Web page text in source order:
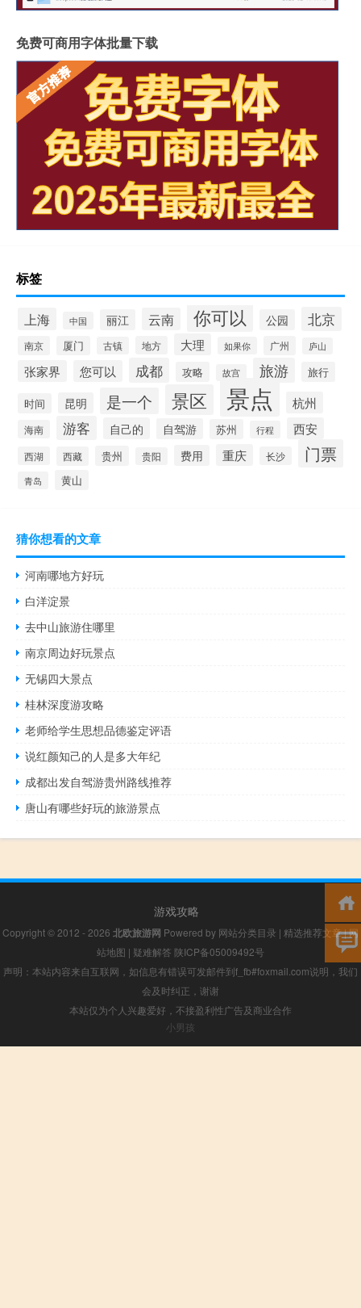
免费可商用字体批量下载
标签
上海 中国 丽江 云南 你可以 公园 北京
南京 厦门 古镇 地方 大理 如果你 广州 庐山
张家界 您可以 成都 攻略 故宫 旅游 旅行
时间 昆明 是一个 景区 景点 杭州
海南 游客 自己的 自驾游 苏州 行程 西安
西湖 西藏 贵州 贵阳 费用 重庆 长沙 门票
青岛 黄山
猜你想看的文章
河南哪地方好玩
白洋淀景
去中山旅游住哪里
南京周边好玩景点
无锡四大景点
桂林深度游攻略
老师给学生思想品德鉴定评语
说红颜知己的人是多大年纪
成都出发自驾游贵州路线推荐
唐山有哪些好玩的旅游景点
游戏攻略
Copyright © 2012 - 2026 北欧旅游网 Powered by 网站分类目录 | 精选推荐文章|网
站地图 | 疑难解答 陕ICP备05009492号
声明：本站内容来自互联网，如信息有错误可发邮件到f_fb#foxmail.com说明，我们
会及时纠正，谢谢
本站仅为个人兴趣爱好，不接盈利性广告及商业合作
小男孩